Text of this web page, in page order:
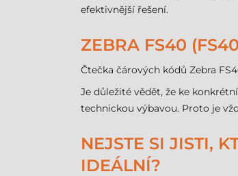
efektivnější řešení.
ZEBRA FS40
Čtečka čárových kódů Zebra
Je důležité vědět, že ke
technickou výbavou. Proto je
NEJSTE SI JISTI,
IDEÁLNÍ?